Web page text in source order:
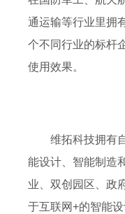
通运输等行业里拥
个不同行业的标杆
使用效果。
维拓科技拥有
能设计、智能制造
业、双创园区、政
于互联网+的智能